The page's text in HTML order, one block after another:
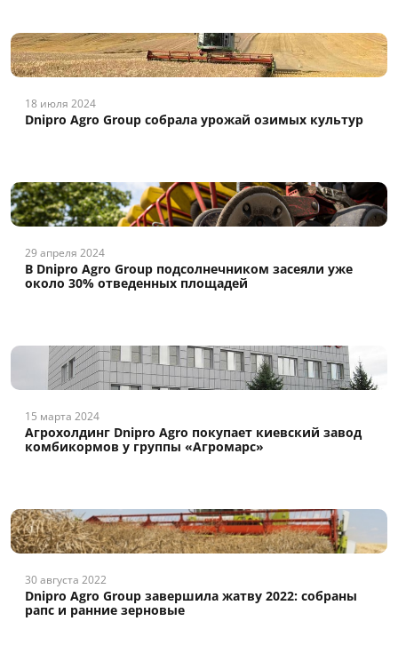
18 июля 2024
Dnipro Agro Group собрала урожай озимых культур
29 апреля 2024
В Dnipro Agro Group подсолнечником засеяли уже
около 30% отведенных площадей
15 марта 2024
Агрохолдинг Dnipro Agro покупает киевский завод
комбикормов у группы «Агромарс»
30 августа 2022
Dnipro Agro Group завершила жатву 2022: собраны
рапс и ранние зерновые